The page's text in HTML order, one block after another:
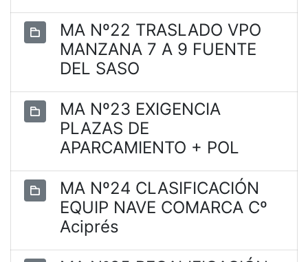
MA Nº22 TRASLADO VPO
MANZANA 7 A 9 FUENTE
DEL SASO
MA Nº23 EXIGENCIA
PLAZAS DE
APARCAMIENTO + POL
MA Nº24 CLASIFICACIÓN
EQUIP NAVE COMARCA Cº
Aciprés